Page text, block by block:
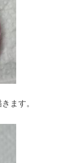
ます。